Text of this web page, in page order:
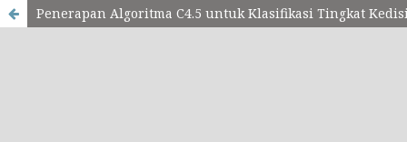
Penerapan Algoritma C4.5 untuk Klasifikasi Tingkat